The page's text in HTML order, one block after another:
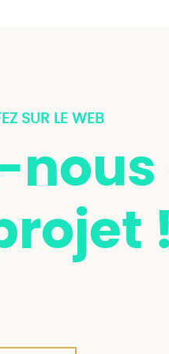
SUR LE WEB
nous